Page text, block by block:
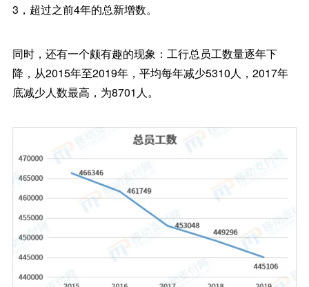
3，超过之前4年的总新增数。
同时，还有一个颇有趣的现象：工行总员工数量逐年下
降，从2015年至2019年，平均每年减少5310人，2017年
底减少人数最高，为8701人。